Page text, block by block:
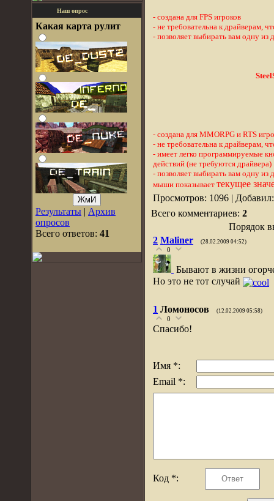
Наш опрос
Какая карта рулит
Результаты | Архив
опросов
Всего ответов: 41
- создана для FPS игроков
- не требовательна к драйверам,
- позволяет выбирать вам одну из
- создана для MMORPG и RTS
- не требовательна к драйверам,
- имеет легко программируемые
действий (не требуются драйвера)
- позволяет выбирать вам одну
мыши показывает текущее
Просмотров: 1096 |
Всего комментариев: 2
Порядок
2 Maliner (28.02.2009 04:52)
0
Бывают в жизни
Но это не тот случай
1 Ломоносов (12.02.2009 05:58)
0
Спасибо!
Имя *:
Email *:
Код *: